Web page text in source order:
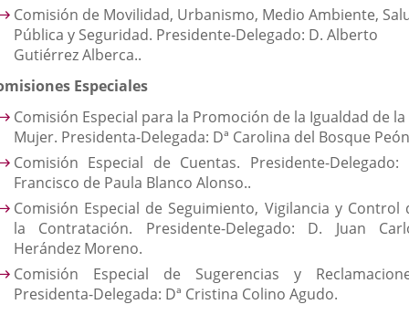
Comisión de Movilidad, Urbanismo, Medio Ambiente,
Pública y Seguridad. Presidente-Delegado: D. Alberto
Gutiérrez Alberca..
Especiales
Comisión Especial para la Promoción de la Igualdad de la
Mujer. Presidenta-Delegada: Dª Carolina del Bosque
Comisión Especial de Cuentas. Presidente-Delegado:
Francisco de Paula Blanco Alonso..
Comisión Especial de Seguimiento, Vigilancia y Control
la Contratación. Presidente-Delegado: D. Juan
Herández Moreno.
Comisión Especial de Sugerencias y
Presidenta-Delegada: Dª Cristina Colino Agudo.